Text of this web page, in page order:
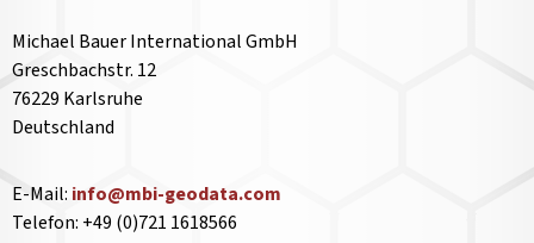
Michael Bauer International GmbH
Greschbachstr. 12
76229 Karlsruhe
Deutschland
E-Mail: info@mbi-geodata.com
Telefon: +49 (0)721 1618566